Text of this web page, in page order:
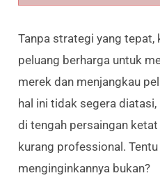
Tanpa strategi yang tepat,
peluang berharga untuk
merek dan menjangkau
hal ini tidak segera
di tengah persaingan
kurang professional.
menginginkannya bukan?